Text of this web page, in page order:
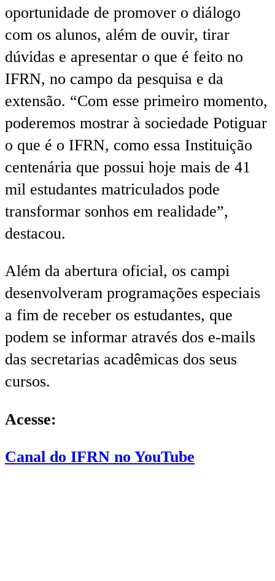
oportunidade de promover o diálogo
com os alunos, além de ouvir, tirar
dúvidas e apresentar o que é feito no
IFRN, no campo da pesquisa e da
extensão. “Com esse primeiro momento,
poderemos mostrar à sociedade Potiguar
o que é o IFRN, como essa Instituição
centenária que possui hoje mais de 41
mil estudantes matriculados pode
transformar sonhos em realidade”,
destacou.
Além da abertura oficial, os campi
desenvolveram programações especiais
a fim de receber os estudantes, que
podem se informar através dos e-mails
das secretarias acadêmicas dos seus
cursos.
Acesse:
Canal do IFRN no YouTube